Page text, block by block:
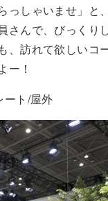
っしゃいませ」と
さんで、びっくり
、訪れて欲しいコ
ー！
ト/屋外